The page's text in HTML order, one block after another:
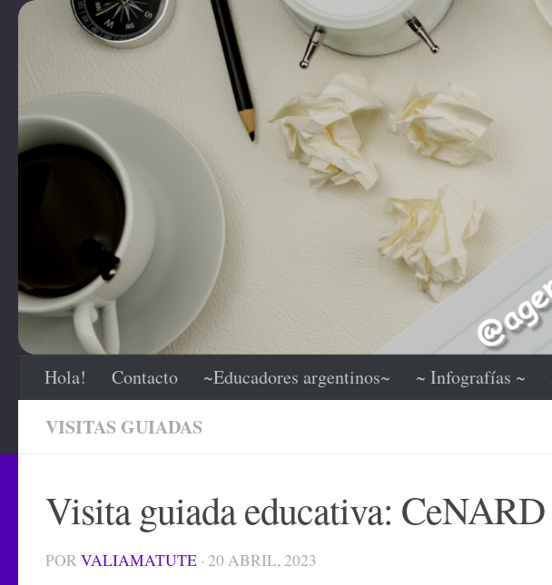
Saltar al contenido
Hola! Contacto ~Educadores argentinos~ ~ Infografías ~
VISITAS GUIADAS
Visita guiada educativa: CeNARD
POR VALIAMATUTE · 20 ABRIL, 2023